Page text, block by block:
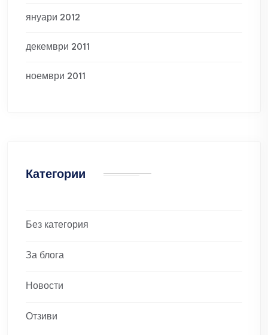
януари 2012
декември 2011
ноември 2011
Категории
Без категория
За блога
Новости
Отзиви